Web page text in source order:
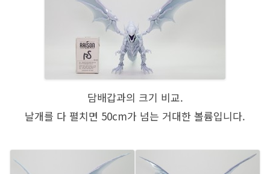
담배갑과의 크기 비교.
날개를 다 펼치면 50cm가 넘는 거대한 볼륨입니다.